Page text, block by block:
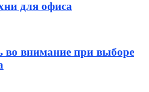
для офиса
во внимание при выборе